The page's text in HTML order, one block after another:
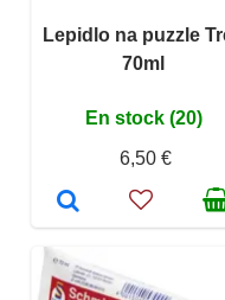
Lepidlo na puzzle
70ml
En stock (20)
6,50 €